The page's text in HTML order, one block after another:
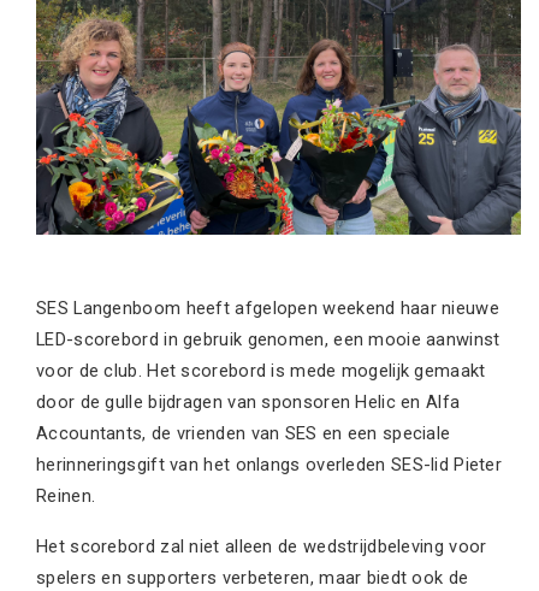
SES Langenboom heeft afgelopen weekend haar nieuwe
LED-scorebord in gebruik genomen, een mooie aanwinst
voor de club. Het scorebord is mede mogelijk gemaakt
door de gulle bijdragen van sponsoren Helic en Alfa
Accountants, de vrienden van SES en een speciale
herinneringsgift van het onlangs overleden SES-lid Pieter
Reinen.
Het scorebord zal niet alleen de wedstrijdbeleving voor
spelers en supporters verbeteren, maar biedt ook de